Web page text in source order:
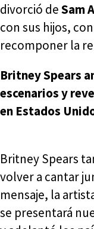
divorció deSam
con sus hijos,
recomponer la
Britney Spears
escenarios y
en Estados
Britney Spears
volver a cantar
mensaje, la
se presentará